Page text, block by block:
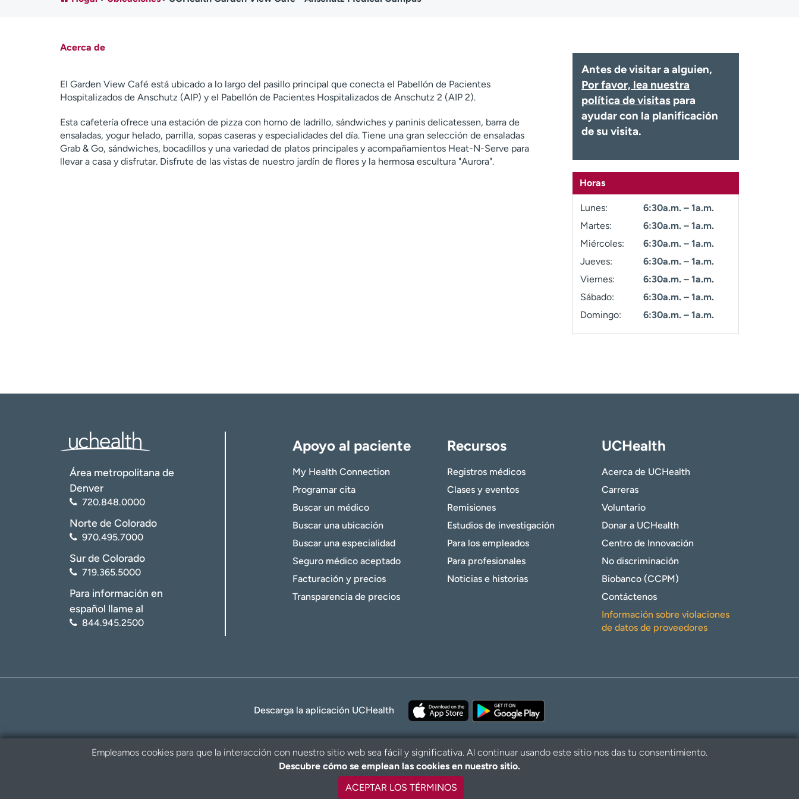
Acerca de
Antes de visitar a alguien,
Por favor, lea nuestra
política de visitas para
ayudar con la planificación
de su visita.
Horas
Lunes:
6:30a.m. – 1a.m.
Martes:
6:30a.m. – 1a.m.
Miércoles:
6:30a.m. – 1a.m.
Jueves:
6:30a.m. – 1a.m.
Viernes:
6:30a.m. – 1a.m.
Sábado:
6:30a.m. – 1a.m.
Domingo:
6:30a.m. – 1a.m.
El Garden View Café está ubicado a lo largo del pasillo principal que conecta el Pabellón de Pacientes
Hospitalizados de Anschutz (AIP) y el Pabellón de Pacientes Hospitalizados de Anschutz 2 (AIP 2).
Esta cafetería ofrece una estación de pizza con horno de ladrillo, sándwiches y paninis delicatessen, barra de
ensaladas, yogur helado, parrilla, sopas caseras y especialidades del día. Tiene una gran selección de ensaladas
Grab & Go, sándwiches, bocadillos y una variedad de platos principales y acompañamientos Heat-N-Serve para
llevar a casa y disfrutar. Disfrute de las vistas de nuestro jardín de flores y la hermosa escultura "Aurora".
Área metropolitana de
Denver
720.848.0000
Norte de Colorado
970.495.7000
Sur de Colorado
719.365.5000
Para información en
español llame al
844.945.2500
Apoyo al paciente
My Health Connection
Programar cita
Buscar un médico
Buscar una ubicación
Buscar una especialidad
Seguro médico aceptado
Facturación y precios
Transparencia de precios
Recursos
Registros médicos
Clases y eventos
Remisiones
Estudios de investigación
Para los empleados
Para profesionales
Noticias e historias
UCHealth
Acerca de UCHealth
Carreras
Voluntario
Donar a UCHealth
Centro de Innovación
No discriminación
Biobanco (CCPM)
Contáctenos
Información sobre violaciones
de datos de proveedores
Descarga la aplicación UCHealth
Empleamos cookies para que la interacción con nuestro sitio web sea fácil y significativa. Al continuar usando este sitio nos das tu consentimiento.
Descubre cómo se emplean las cookies en nuestro sitio.
ACEPTAR LOS TÉRMINOS